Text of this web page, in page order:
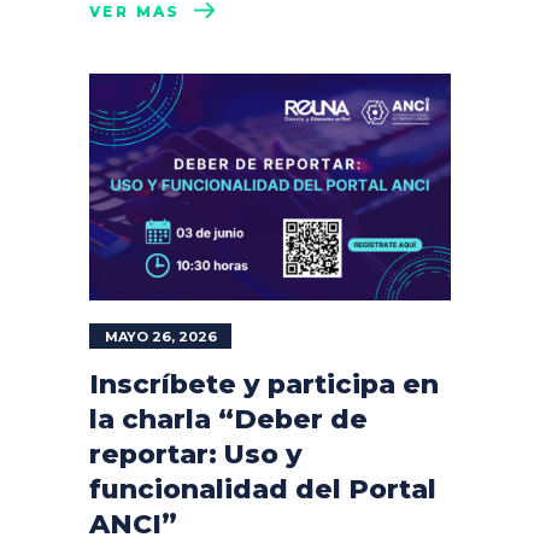
VER MÁS
MAYO 26, 2026
Inscríbete y participa en
la charla “Deber de
reportar: Uso y
funcionalidad del Portal
ANCI”